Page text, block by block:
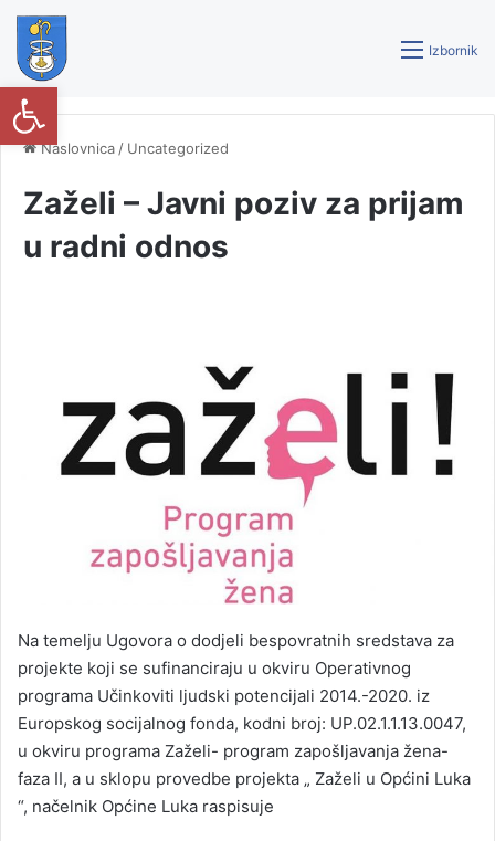
Izbornik
Naslovnica / Uncategorized
Zaželi – Javni poziv za prijam
u radni odnos
Na temelju Ugovora o dodjeli bespovratnih sredstava za
projekte koji se sufinanciraju u okviru Operativnog
programa Učinkoviti ljudski potencijali 2014.-2020. iz
Europskog socijalnog fonda, kodni broj: UP.02.1.1.13.0047,
u okviru programa Zaželi- program zapošljavanja žena-
faza II, a u sklopu provedbe projekta „ Zaželi u Općini Luka
“, načelnik Općine Luka raspisuje
Open toolbar